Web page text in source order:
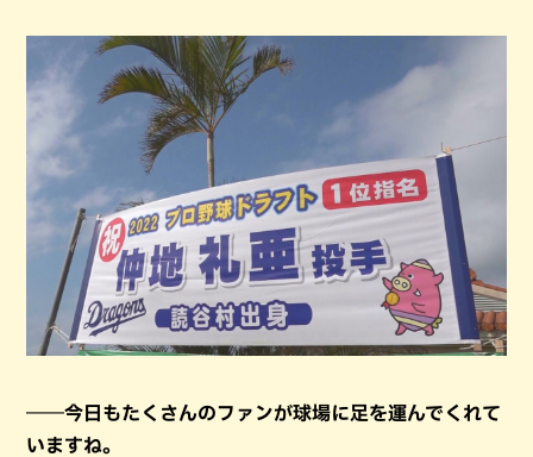
――今日もたくさんのファンが球場に足を運んでくれて
いますね。